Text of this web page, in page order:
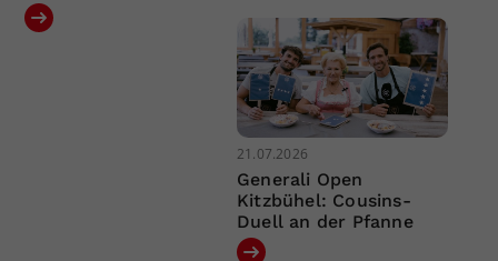
21.07.2026
Generali Open
Kitzbühel: Cousins-
Duell an der Pfanne